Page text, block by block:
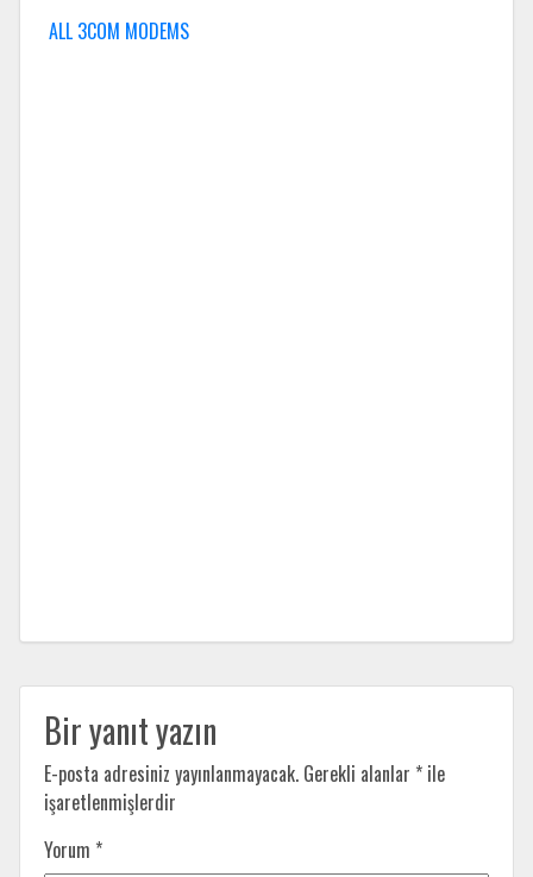
ALL 3COM MODEMS
Bir yanıt yazın
E-posta adresiniz yayınlanmayacak. Gerekli alanlar * ile
işaretlenmişlerdir
Yorum *